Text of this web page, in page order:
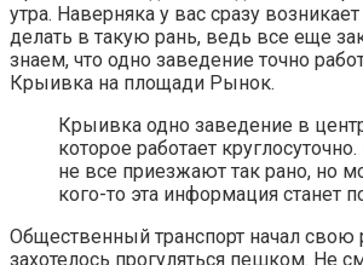
утра. Наверняка у вас сразу
делать в такую рань, ведь все еще
знаем, что одно заведение точно
Крыивка на площади Рынок.
Крыивка одно заведение в
которое работает
не все приезжают так рано, но
кого-то эта информация станет
Общественный транспорт начал свою
захотелось прогуляться пешком. Не